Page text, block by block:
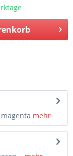
mehr